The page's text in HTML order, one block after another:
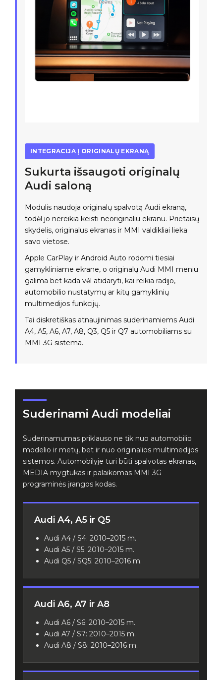
INTEGRACIJA Į ORIGINALŲ EKRANĄ
Sukurta išsaugoti originalų
Audi saloną
Modulis naudoja originalų spalvotą Audi ekraną,
todėl jo nereikia keisti neoriginaliu ekranu. Prietaisų
skydelis, originalus ekranas ir MMI valdikliai lieka
savo vietose.
Apple CarPlay ir Android Auto rodomi tiesiai
gamykliniame ekrane, o originalų Audi MMI meniu
galima bet kada vėl atidaryti, kai reikia radijo,
automobilio nustatymų ar kitų gamyklinių
multimedijos funkcijų.
Tai diskretiškas atnaujinimas suderinamiems Audi
A4, A5, A6, A7, A8, Q3, Q5 ir Q7 automobiliams su
MMI 3G sistema.
Suderinami Audi modeliai
Suderinamumas priklauso ne tik nuo automobilio
modelio ir metų, bet ir nuo originalios multimedijos
sistemos. Automobilyje turi būti spalvotas ekranas,
MEDIA mygtukas ir palaikomas MMI 3G
programinės įrangos kodas.
Audi A4, A5 ir Q5
Audi A4 / S4: 2010–2015 m.
Audi A5 / S5: 2010–2015 m.
Audi Q5 / SQ5: 2010–2016 m.
Audi A6, A7 ir A8
Audi A6 / S6: 2010–2015 m.
Audi A7 / S7: 2010–2015 m.
Audi A8 / S8: 2010–2016 m.